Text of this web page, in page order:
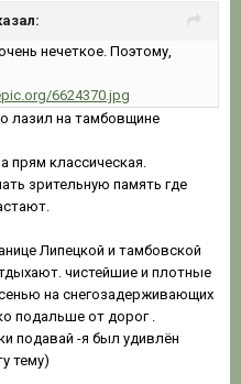
нечеткое. Поэтому,
6624370.jpg
лазил на тамбовщине
прям классическая.
зрительную память где
Липецкой и тамбовской
чистейшие и плотные
на снегозадерживающих
подальше от дорог .
подавай -я был удивлён
тему)